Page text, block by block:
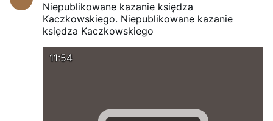
Niepublikowane kazanie księdza
Kaczkowskiego. Niepublikowane kazanie
księdza Kaczkowskiego
11:54